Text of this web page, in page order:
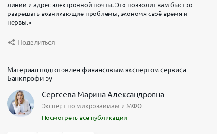
линии и адрес электронной почты. Это позволит вам быстро
разрешать возникающие проблемы, экономя своё время и
нервы.»
Поделиться
Материал подготовлен финансовым экспертом сервиса
Банкпрофи ру
Сергеева Марина Александровна
Эксперт по микрозаймам и МФО
Посмотреть все публикации